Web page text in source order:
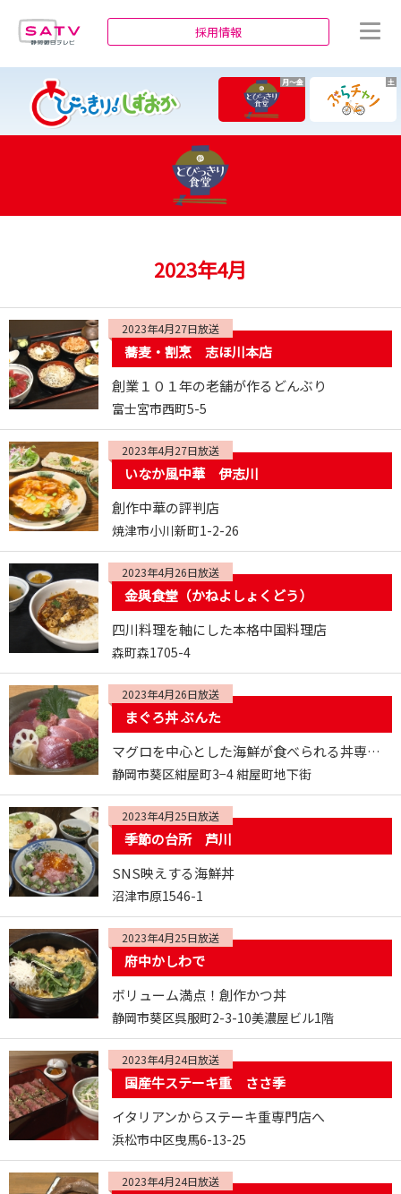
採用情報
月～金 土
2023年4月
2023年4月27日放送
蕎麦・割烹 志ほ川本店
創業１０１年の老舗が作るどんぶり
富士宮市西町5-5
2023年4月27日放送
いなか風中華 伊志川
創作中華の評判店
焼津市小川新町1-2-26
2023年4月26日放送
金與食堂（かねよしょくどう）
四川料理を軸にした本格中国料理店
森町森1705-4
2023年4月26日放送
まぐろ丼 ぶんた
マグロを中心とした海鮮が食べられる丼専門店
静岡市葵区紺屋町3−4 紺屋町地下街
2023年4月25日放送
季節の台所 芦川
SNS映えする海鮮丼
沼津市原1546-1
2023年4月25日放送
府中かしわで
ボリューム満点！創作かつ丼
静岡市葵区呉服町2-3-10美濃屋ビル1階
2023年4月24日放送
国産牛ステーキ重 ささ季
イタリアンからステーキ重専門店へ
浜松市中区曳馬6-13-25
2023年4月24日放送